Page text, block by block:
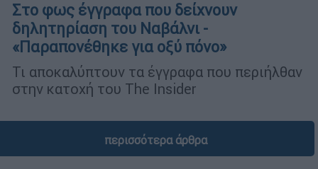
Στο φως έγγραφα που δείχνουν
δηλητηρίαση του Ναβάλνι -
«Παραπονέθηκε για οξύ πόνο»
Τι αποκαλύπτουν τα έγγραφα που περιήλθαν
στην κατοχή του The Insider
περισσότερα άρθρα